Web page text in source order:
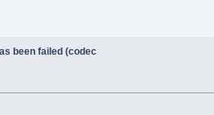
been failed (codec